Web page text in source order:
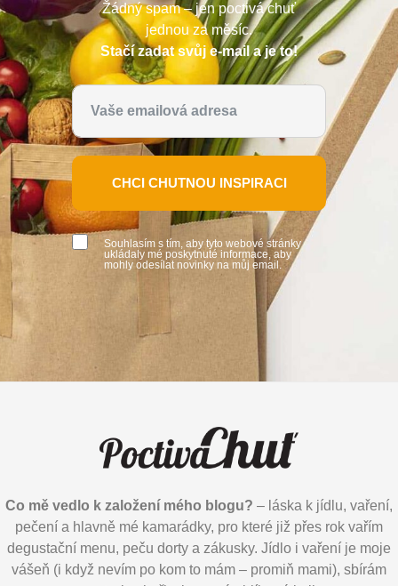
Žádný spam – jen poctivá chuť
jednou za měsíc.
Stačí zadat svůj e-mail a je to!
CHCI CHUTNOU INSPIRACI
Souhlasím s tím, aby tyto webové stránky
ukládaly mé poskytnuté informace, aby
mohly odesílat novinky na můj email.
Co mě vedlo k založení mého blogu? – láska k jídlu, vaření,
pečení a hlavně mé kamarádky, pro které již přes rok vařím
degustační menu, peču dorty a zákusky. Jídlo i vaření je moje
vášeň (i když nevím po kom to mám – promiň mami), sbírám